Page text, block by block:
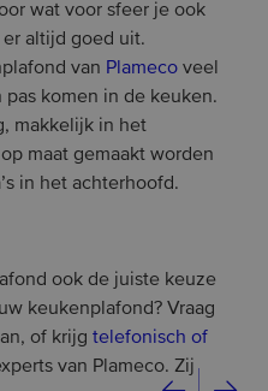
wat voor sfeer je ook
altijd goed uit.
van Plameco veel
komen in de keuken.
makkelijk in het
maat gemaakt worden
in het achterhoofd.
ook de juiste keuze
keukenplafond? Vraag
of krijg telefonisch of
van Plameco. Zij